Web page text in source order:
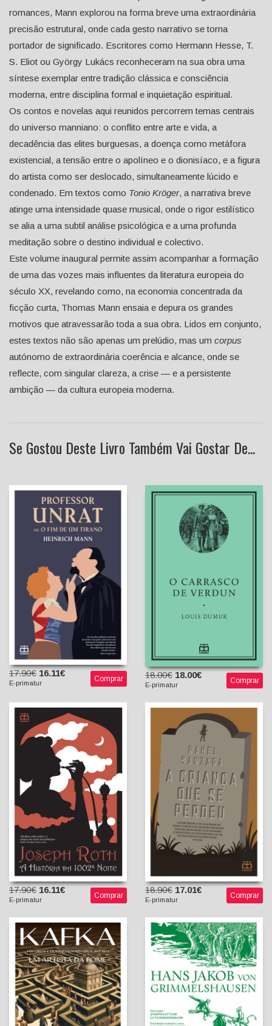
romances, Mann explorou na forma breve uma extraordinária
precisão estrutural, onde cada gesto narrativo se torna
portador de significado. Escritores como Hermann Hesse, T.
S. Eliot ou György Lukács reconheceram na sua obra uma
síntese exemplar entre tradição clássica e consciência
moderna, entre disciplina formal e inquietação espiritual.
Os contos e novelas aqui reunidos percorrem temas centrais
do universo manniano: o conflito entre arte e vida, a
decadência das elites burguesas, a doença como metáfora
existencial, a tensão entre o apolíneo e o dionisíaco, e a figura
do artista como ser deslocado, simultaneamente lúcido e
condenado. Em textos como Tonio Kröger, a narrativa breve
atinge uma intensidade quase musical, onde o rigor estilístico
se alia a uma subtil análise psicológica e a uma profunda
meditação sobre o destino individual e colectivo.
Este volume inaugural permite assim acompanhar a formação
de uma das vozes mais influentes da literatura europeia do
século XX, revelando como, na economia concentrada da
ficção curta, Thomas Mann ensaia e depura os grandes
motivos que atravessarão toda a sua obra. Lidos em conjunto,
estes textos não são apenas um prelúdio, mas um corpus
autónomo de extraordinária coerência e alcance, onde se
reflecte, com singular clareza, a crise — e a persistente
ambição — da cultura europeia moderna.
Se Gostou Deste Livro Também Vai Gostar De...
Professor Unrat
Heinrich Mann
Bruno C. Duarte (trad. e
posfácio)
17.90€ 16.11€
E-primatur Comprar
O Carrasco de Verdun
[Exclusivo E-Primatur n.º 8]
Louis Dumur
18.00€ 18.00€
E-primatur Comprar
A história da milésima
segunda noite
Joseph Roth
Vanda Gomes (Tradutora)
17.90€ 16.11€
E-primatur Comprar
A Criança que se Perdeu
Rahel Sanzara
Maria Ponce de Leão
18.90€ 17.01€
E-primatur Comprar
Um Artista da Fome -
Histórias e Fragmentos
Reunidos 1922-1924
Franz Kafka
Bruno C. Duarte (Introd.,
tradução e notas)
Simplicissimus
Hans Jakob von
Grimmelshausen
C. M. Novais Madureira
(tradutor)